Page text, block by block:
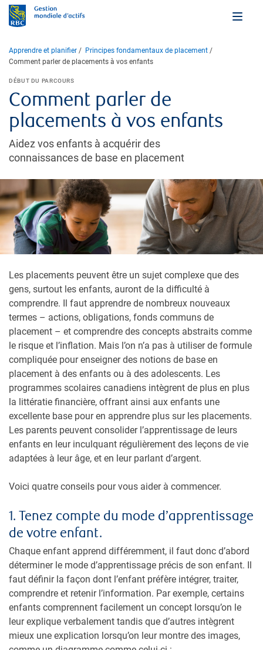
Apprendre et planifier
Principes fondamentaux de placement
Comment parler de placements à vos enfants
Comment parler de
placements à vos enfants
DÉBUT DU PARCOURS
Aidez vos enfants à acquérir des
connaissances de base en placement
Les placements peuvent être un sujet complexe que des
gens, surtout les enfants, auront de la difficulté à
comprendre. Il faut apprendre de nombreux nouveaux
termes – actions, obligations, fonds communs de
placement – et comprendre des concepts abstraits comme
le risque et l’inflation. Mais l’on n’a pas à utiliser de formule
compliquée pour enseigner des notions de base en
placement à des enfants ou à des adolescents. Les
programmes scolaires canadiens intègrent de plus en plus
la littératie financière, offrant ainsi aux enfants une
excellente base pour en apprendre plus sur les placements.
Les parents peuvent consolider l’apprentissage de leurs
enfants en leur inculquant régulièrement des leçons de vie
adaptées à leur âge, et en leur parlant d’argent.
Voici quatre conseils pour vous aider à commencer.
1. Tenez compte du mode d’apprentissage
de votre enfant.
Chaque enfant apprend différemment, il faut donc d’abord
déterminer le mode d’apprentissage précis de son enfant. Il
faut définir la façon dont l’enfant préfère intégrer, traiter,
comprendre et retenir l’information. Par exemple, certains
enfants comprennent facilement un concept lorsqu’on le
leur explique verbalement tandis que d’autres intègrent
mieux une explication lorsqu’on leur montre des images,